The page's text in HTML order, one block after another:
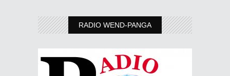
RADIO WEND-PANGA